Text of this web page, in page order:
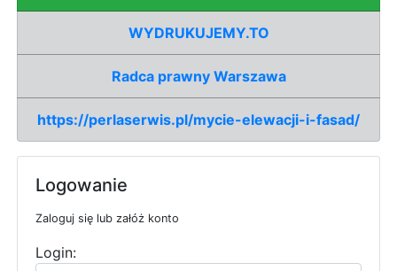
WYDRUKUJEMY.TO
Radca prawny Warszawa
https://perlaserwis.pl/mycie-elewacji-i-fasad/
Logowanie
Zaloguj się lub załóż konto
Login: